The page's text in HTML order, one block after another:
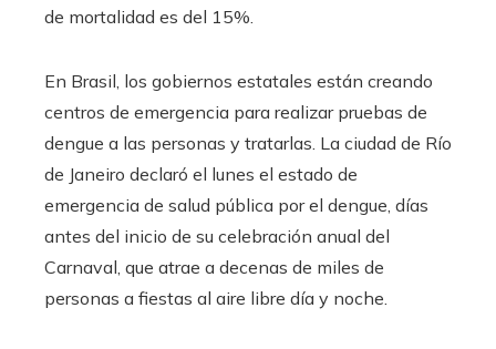
de mortalidad es del 15%.
En Brasil, los gobiernos estatales están creando
centros de emergencia para realizar pruebas de
dengue a las personas y tratarlas. La ciudad de Río
de Janeiro declaró el lunes el estado de
emergencia de salud pública por el dengue, días
antes del inicio de su celebración anual del
Carnaval, que atrae a decenas de miles de
personas a fiestas al aire libre día y noche.